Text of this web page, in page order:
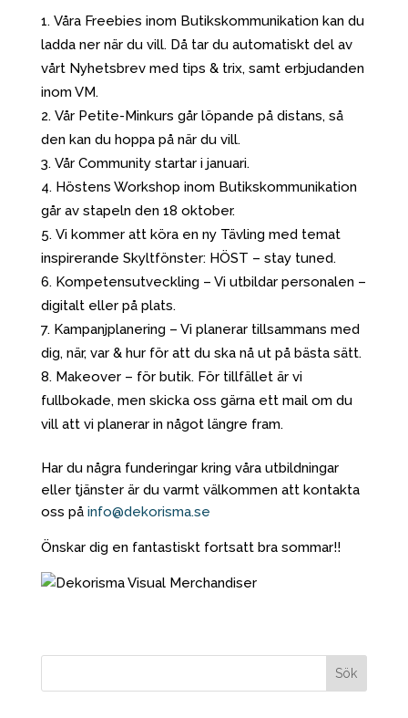
Våra Freebies inom Butikskommunikation kan du
ladda ner när du vill. Då tar du automatiskt del av
vårt Nyhetsbrev med tips & trix, samt erbjudanden
inom VM.
Vår Petite-Minkurs går löpande på distans, så
den kan du hoppa på när du vill.
Vår Community startar i januari.
Höstens Workshop inom Butikskommunikation
går av stapeln den 18 oktober.
Vi kommer att köra en ny Tävling med temat
inspirerande Skyltfönster: HÖST – stay tuned.
Kompetensutveckling – Vi utbildar personalen –
digitalt eller på plats.
Kampanjplanering – Vi planerar tillsammans med
dig, när, var & hur för att du ska nå ut på bästa sätt.
Makeover – för butik. För tillfället är vi
fullbokade, men skicka oss gärna ett mail om du
vill att vi planerar in något längre fram.
Har du några funderingar kring våra utbildningar
eller tjänster är du varmt välkommen att kontakta
oss på info@dekorisma.se
Önskar dig en fantastiskt fortsatt bra sommar!!